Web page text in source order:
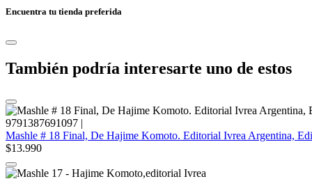
Encuentra tu tienda preferida
También podría interesarte uno de estos
9791387691097 |
Mashle # 18 Final, De Hajime Komoto. Editorial Ivrea Argentina,
$13.990